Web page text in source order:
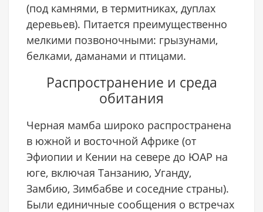
(под камнями, в термитниках, дуплах
деревьев). Питается преимущественно
мелкими позвоночными: грызунами,
белками, даманами и птицами.
Распространение и среда
обитания
Черная мамба широко распространена
в южной и восточной Африке (от
Эфиопии и Кении на севере до ЮАР на
юге, включая Танзанию, Уганду,
Замбию, Зимбабве и соседние страны).
Были единичные сообщения о встречах